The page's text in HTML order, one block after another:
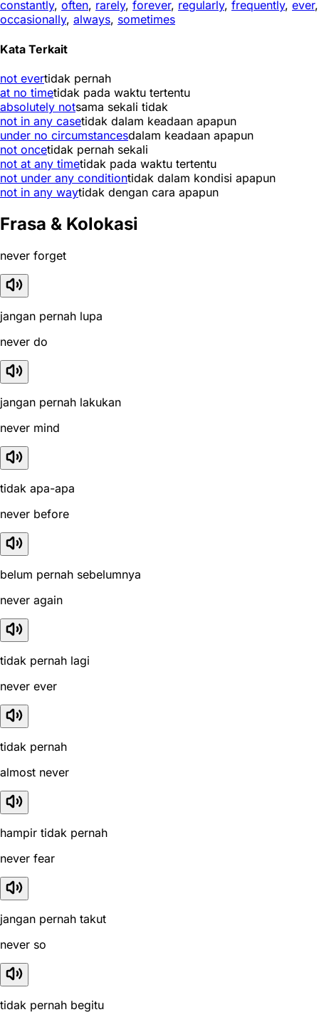
constantly, often, rarely, forever, regularly, frequently, ever,
occasionally, always, sometimes
Kata Terkait
not evertidak pernah
at no timetidak pada waktu tertentu
absolutely notsama sekali tidak
not in any casetidak dalam keadaan apapun
under no circumstancesdalam keadaan apapun
not oncetidak pernah sekali
not at any timetidak pada waktu tertentu
not under any conditiontidak dalam kondisi apapun
not in any waytidak dengan cara apapun
Frasa & Kolokasi
never forget
jangan pernah lupa
never do
jangan pernah lakukan
never mind
tidak apa-apa
never before
belum pernah sebelumnya
never again
tidak pernah lagi
never ever
tidak pernah
almost never
hampir tidak pernah
never fear
jangan pernah takut
never so
tidak pernah begitu